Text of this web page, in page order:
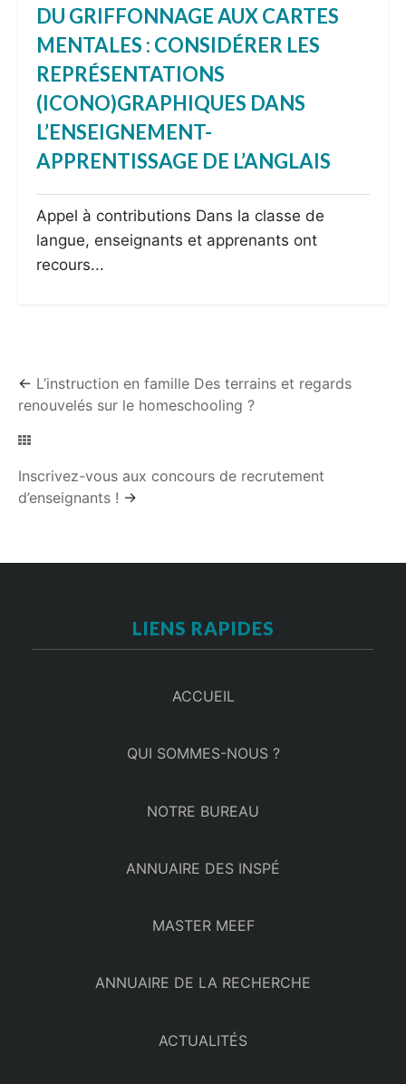
DU GRIFFONNAGE AUX CARTES
MENTALES : CONSIDÉRER LES
REPRÉSENTATIONS
(ICONO)GRAPHIQUES DANS
L’ENSEIGNEMENT-
APPRENTISSAGE DE L’ANGLAIS
Appel à contributions Dans la classe de
langue, enseignants et apprenants ont
recours...
← L’instruction en famille Des terrains et regards
renouvelés sur le homeschooling ?
Inscrivez-vous aux concours de recrutement
d’enseignants ! →
LIENS RAPIDES
ACCUEIL
QUI SOMMES-NOUS ?
NOTRE BUREAU
ANNUAIRE DES INSPÉ
MASTER MEEF
ANNUAIRE DE LA RECHERCHE
ACTUALITÉS